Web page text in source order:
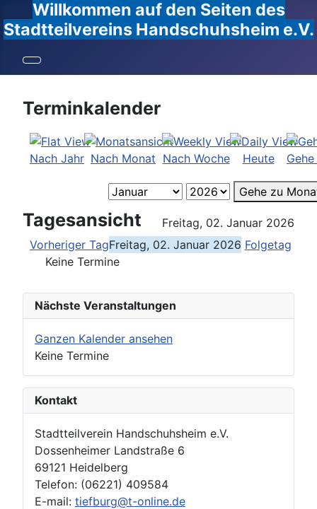
Willkommen auf den Seiten des
Stadtteilvereins Handschuhsheim e.V.
Terminkalender
Nach Jahr Nach Monat Nach Woche Heute
Gehe zu
Tagesansicht
Freitag, 02. Januar 2026
Vorheriger TagFreitag, 02. Januar 2026 Folgetag
Keine Termine
Nächste Veranstaltungen
Ganzen Kalender ansehen
Keine Termine
Kontakt
Stadtteilverein Handschuhsheim e.V.
Dossenheimer Landstraße 6
69121 Heidelberg
Telefon: (06221) 409584
E-mail: tiefburg@t-online.de